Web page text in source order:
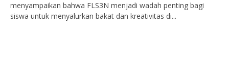
menyampaikan bahwa FLS3N menjadi wadah penting bagi
siswa untuk menyalurkan bakat dan kreativitas di...